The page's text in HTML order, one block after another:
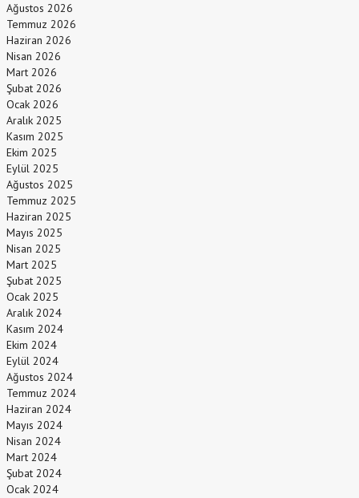
Ağustos 2026
Temmuz 2026
Haziran 2026
Nisan 2026
Mart 2026
Şubat 2026
Ocak 2026
Aralık 2025
Kasım 2025
Ekim 2025
Eylül 2025
Ağustos 2025
Temmuz 2025
Haziran 2025
Mayıs 2025
Nisan 2025
Mart 2025
Şubat 2025
Ocak 2025
Aralık 2024
Kasım 2024
Ekim 2024
Eylül 2024
Ağustos 2024
Temmuz 2024
Haziran 2024
Mayıs 2024
Nisan 2024
Mart 2024
Şubat 2024
Ocak 2024